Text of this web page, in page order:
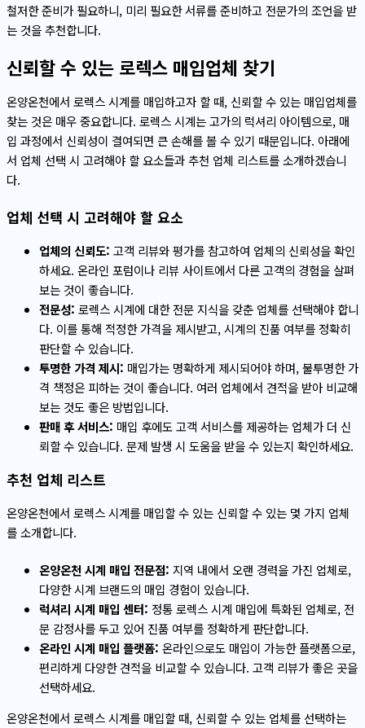
철저한 준비가 필요하니, 미리 필요한 서류를 준비하고 전문가의 조언을 받
는 것을 추천합니다.
신뢰할 수 있는 로렉스 매입업체 찾기
온양온천에서 로렉스 시계를 매입하고자 할 때, 신뢰할 수 있는 매입업체를
찾는 것은 매우 중요합니다. 로렉스 시계는 고가의 럭셔리 아이템으로, 매
입 과정에서 신뢰성이 결여되면 큰 손해를 볼 수 있기 때문입니다. 아래에
서 업체 선택 시 고려해야 할 요소들과 추천 업체 리스트를 소개하겠습니
다.
업체 선택 시 고려해야 할 요소
업체의 신뢰도: 고객 리뷰와 평가를 참고하여 업체의 신뢰성을 확인
하세요. 온라인 포럼이나 리뷰 사이트에서 다른 고객의 경험을 살펴
보는 것이 좋습니다.
전문성: 로렉스 시계에 대한 전문 지식을 갖춘 업체를 선택해야 합니
다. 이를 통해 적정한 가격을 제시받고, 시계의 진품 여부를 정확히
판단할 수 있습니다.
투명한 가격 제시: 매입가는 명확하게 제시되어야 하며, 불투명한 가
격 책정은 피하는 것이 좋습니다. 여러 업체에서 견적을 받아 비교해
보는 것도 좋은 방법입니다.
판매 후 서비스: 매입 후에도 고객 서비스를 제공하는 업체가 더 신
뢰할 수 있습니다. 문제 발생 시 도움을 받을 수 있는지 확인하세요.
추천 업체 리스트
온양온천에서 로렉스 시계를 매입할 수 있는 신뢰할 수 있는 몇 가지 업체
를 소개합니다.
온양온천 시계 매입 전문점: 지역 내에서 오랜 경력을 가진 업체로,
다양한 시계 브랜드의 매입 경험이 있습니다.
럭셔리 시계 매입 센터: 정통 로렉스 시계 매입에 특화된 업체로, 전
문 감정사를 두고 있어 진품 여부를 정확하게 판단합니다.
온라인 시계 매입 플랫폼: 온라인으로도 매입이 가능한 플랫폼으로,
편리하게 다양한 견적을 비교할 수 있습니다. 고객 리뷰가 좋은 곳을
선택하세요.
온양온천에서 로렉스 시계를 매입할 때, 신뢰할 수 있는 업체를 선택하는